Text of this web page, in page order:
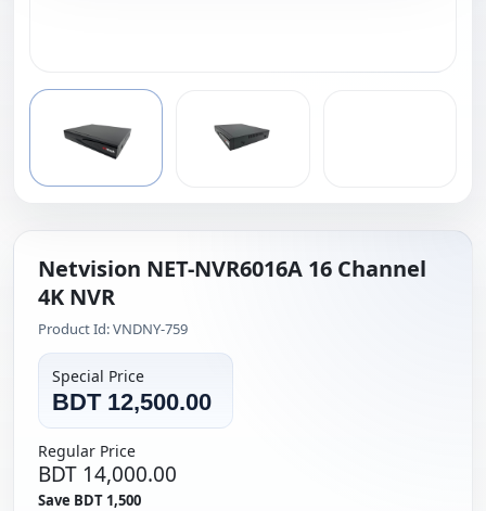
Netvision NET-NVR6016A 16 Channel
4K NVR
Product Id: VNDNY-759
Special Price
BDT 12,500.00
Regular Price
BDT 14,000.00
Save BDT 1,500